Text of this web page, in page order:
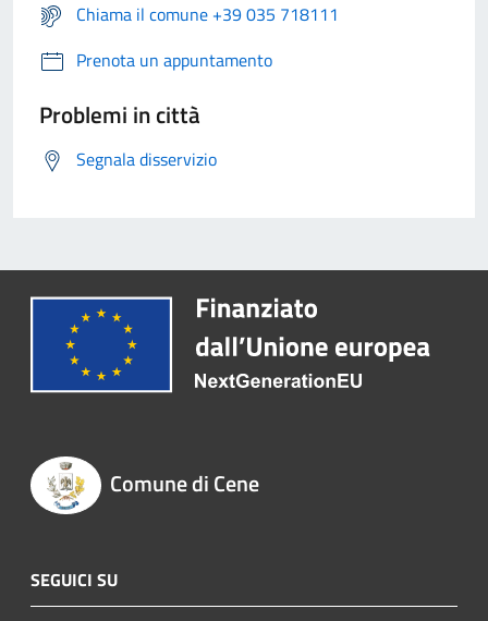
Chiama il comune +39 035 718111
Prenota un appuntamento
Problemi in città
Segnala disservizio
Comune di Cene
SEGUICI SU